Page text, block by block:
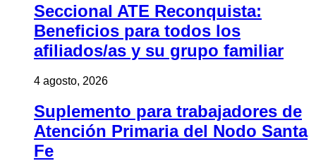
Seccional ATE Reconquista:
Beneficios para todos los
afiliados/as y su grupo familiar
4 agosto, 2026
Suplemento para trabajadores de
Atención Primaria del Nodo Santa
Fe